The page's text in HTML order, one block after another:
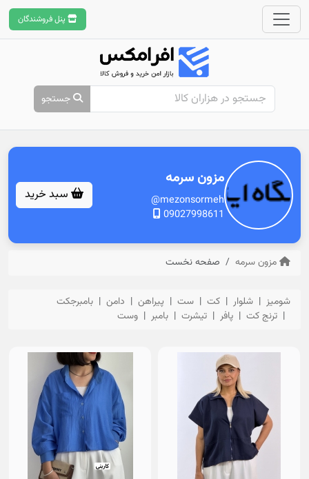
پنل فروشندگان
جستجو
مزون سرمه
@mezonsormeh
09027998611
سبد خرید
مزون سرمه صفحه نخست
شومیز شلوار کت ست پیراهن دامن
بامبرجکت
ترنج کت
پافر تیشرت بامبر وست